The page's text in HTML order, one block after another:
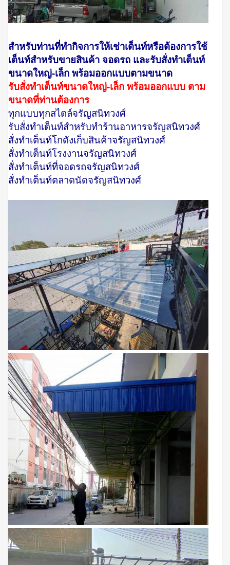
สำหรับท่านที่ทำกิจการให้เช่าเต็นท์หรือต้องการใช้
เต็นท์สำหรับขายสินค้า จอดรถ และรับสั่งทำเต็นท์
ขนาดใหญ่-เล็ก พร้อมออกแบบตามขนาด
รับสั่งทำเต็นท์ขนาดใหญ่-เล็ก พร้อมออกแบบ ตาม
ขนาดที่ท่านต้องการ
ทุกแบบทุกสไตล์จรัญสนิทวงศ์
รับสั่งทำเต็นท์สำหรับทำร้านอาหารจรัญสนิทวงศ์
สั่งทำเต็นท์โกดังเก็บสินค้าจรัญสนิทวงศ์
สั่งทำเต็นท์โรงงานจรัญสนิทวงศ์
สั่งทำเต็นท์ที่จอดรถจรัญสนิทวงศ์
สั่งทำเต็นท์ตลาดนัดจรัญสนิทวงศ์